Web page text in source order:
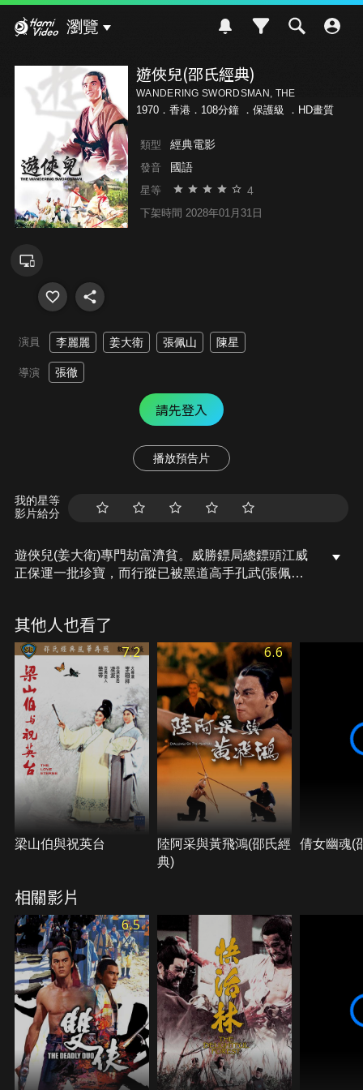
瀏覽
遊俠兒(邵氏經典)
WANDERING SWORDSMAN, THE
1970．香港．108分鐘 ． 保護級 ．HD畫質
類型 經典電影
發音 國語
星等 4
下架時間 2028年01月31日
演員 李麗麗 姜大衛 張佩山 陳星
導演 張徹
請先登入
播放預告片
我的星等
影片給分
遊俠兒(姜大衛)專門劫富濟貧。威勝鏢局總鏢頭江威
正保運一批珍寶，而行蹤已被黑道高手孔武(張佩山)
奪回來。最後，遊俠兒終於奪回了鏢，但是他也因為
重傷不治而死。
其他人也看了
7.2
梁山伯與祝英台
6.6
陸阿采與黃飛鴻(邵氏經
典)
倩女幽魂(
相關影片
6.5